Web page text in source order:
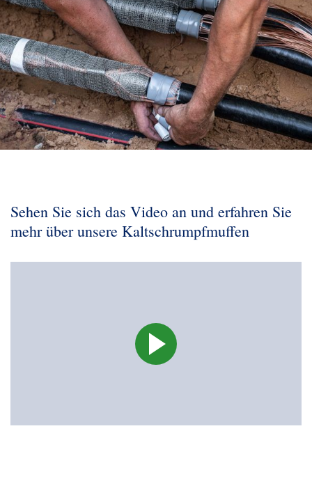
Sehen Sie sich das Video an und erfahren Sie
mehr über unsere Kaltschrumpfmuffen